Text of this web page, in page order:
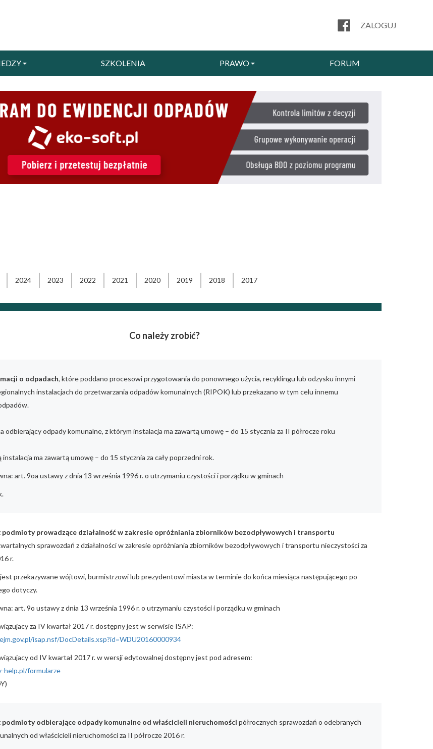
ZALOGUJ
SZKOLENIA PRAWO FORUM
2024 2023 2022 2021 2020 2019 2018 2017
Co należy zrobić?
o odpadach, które poddano procesowi przygotowania do ponownego użycia, recyklingu lub odzysku innymi
instalacjach do przetwarzania odpadów komunalnych (RIPOK) lub przekazano w tym celu innemu
odbierający odpady komunalne, z którym instalacja ma zawartą umowę – do 15 stycznia za II półrocze roku
instalacja ma zawartą umowę – do 15 stycznia za cały poprzedni rok.
art. 9oa ustawy z dnia 13 września 1996 r. o utrzymaniu czystości i porządku w gminach
podmioty prowadzące działalność w zakresie opróżniania zbiorników bezodpływowych i transportu
sprawozdań z działalności w zakresie opróżniania zbiorników bezodpływowych i transportu nieczystości za
r.
przekazywane wójtowi, burmistrzowi lub prezydentowi miasta w terminie do końca miesiąca następującego po
dotyczy.
art. 9o ustawy z dnia 13 września 1996 r. o utrzymaniu czystości i porządku w gminach
za IV kwartał 2017 r. dostępny jest w serwisie ISAP:
isap.nsf/DocDetails.xsp?id=WDU20160000934
od IV kwartał 2017 r. w wersji edytowalnej dostępny jest pod adresem:
help.pl/formularze
podmioty odbierające odpady komunalne od właścicieli nieruchomości półrocznych sprawozdań o odebranych
od właścicieli nieruchomości za II półrocze 2016 r.